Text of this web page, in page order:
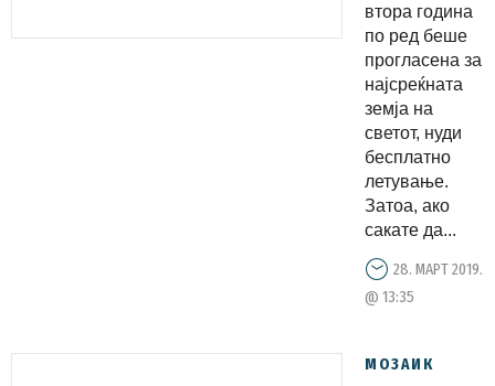
да го
добиете
втора година
по ред беше
прогласена за
најсреќната
земја на
светот, нуди
бесплатно
летување.
Затоа, ако
сакате да...
28. МАРТ 2019.
@ 13:35
МОЗАИК